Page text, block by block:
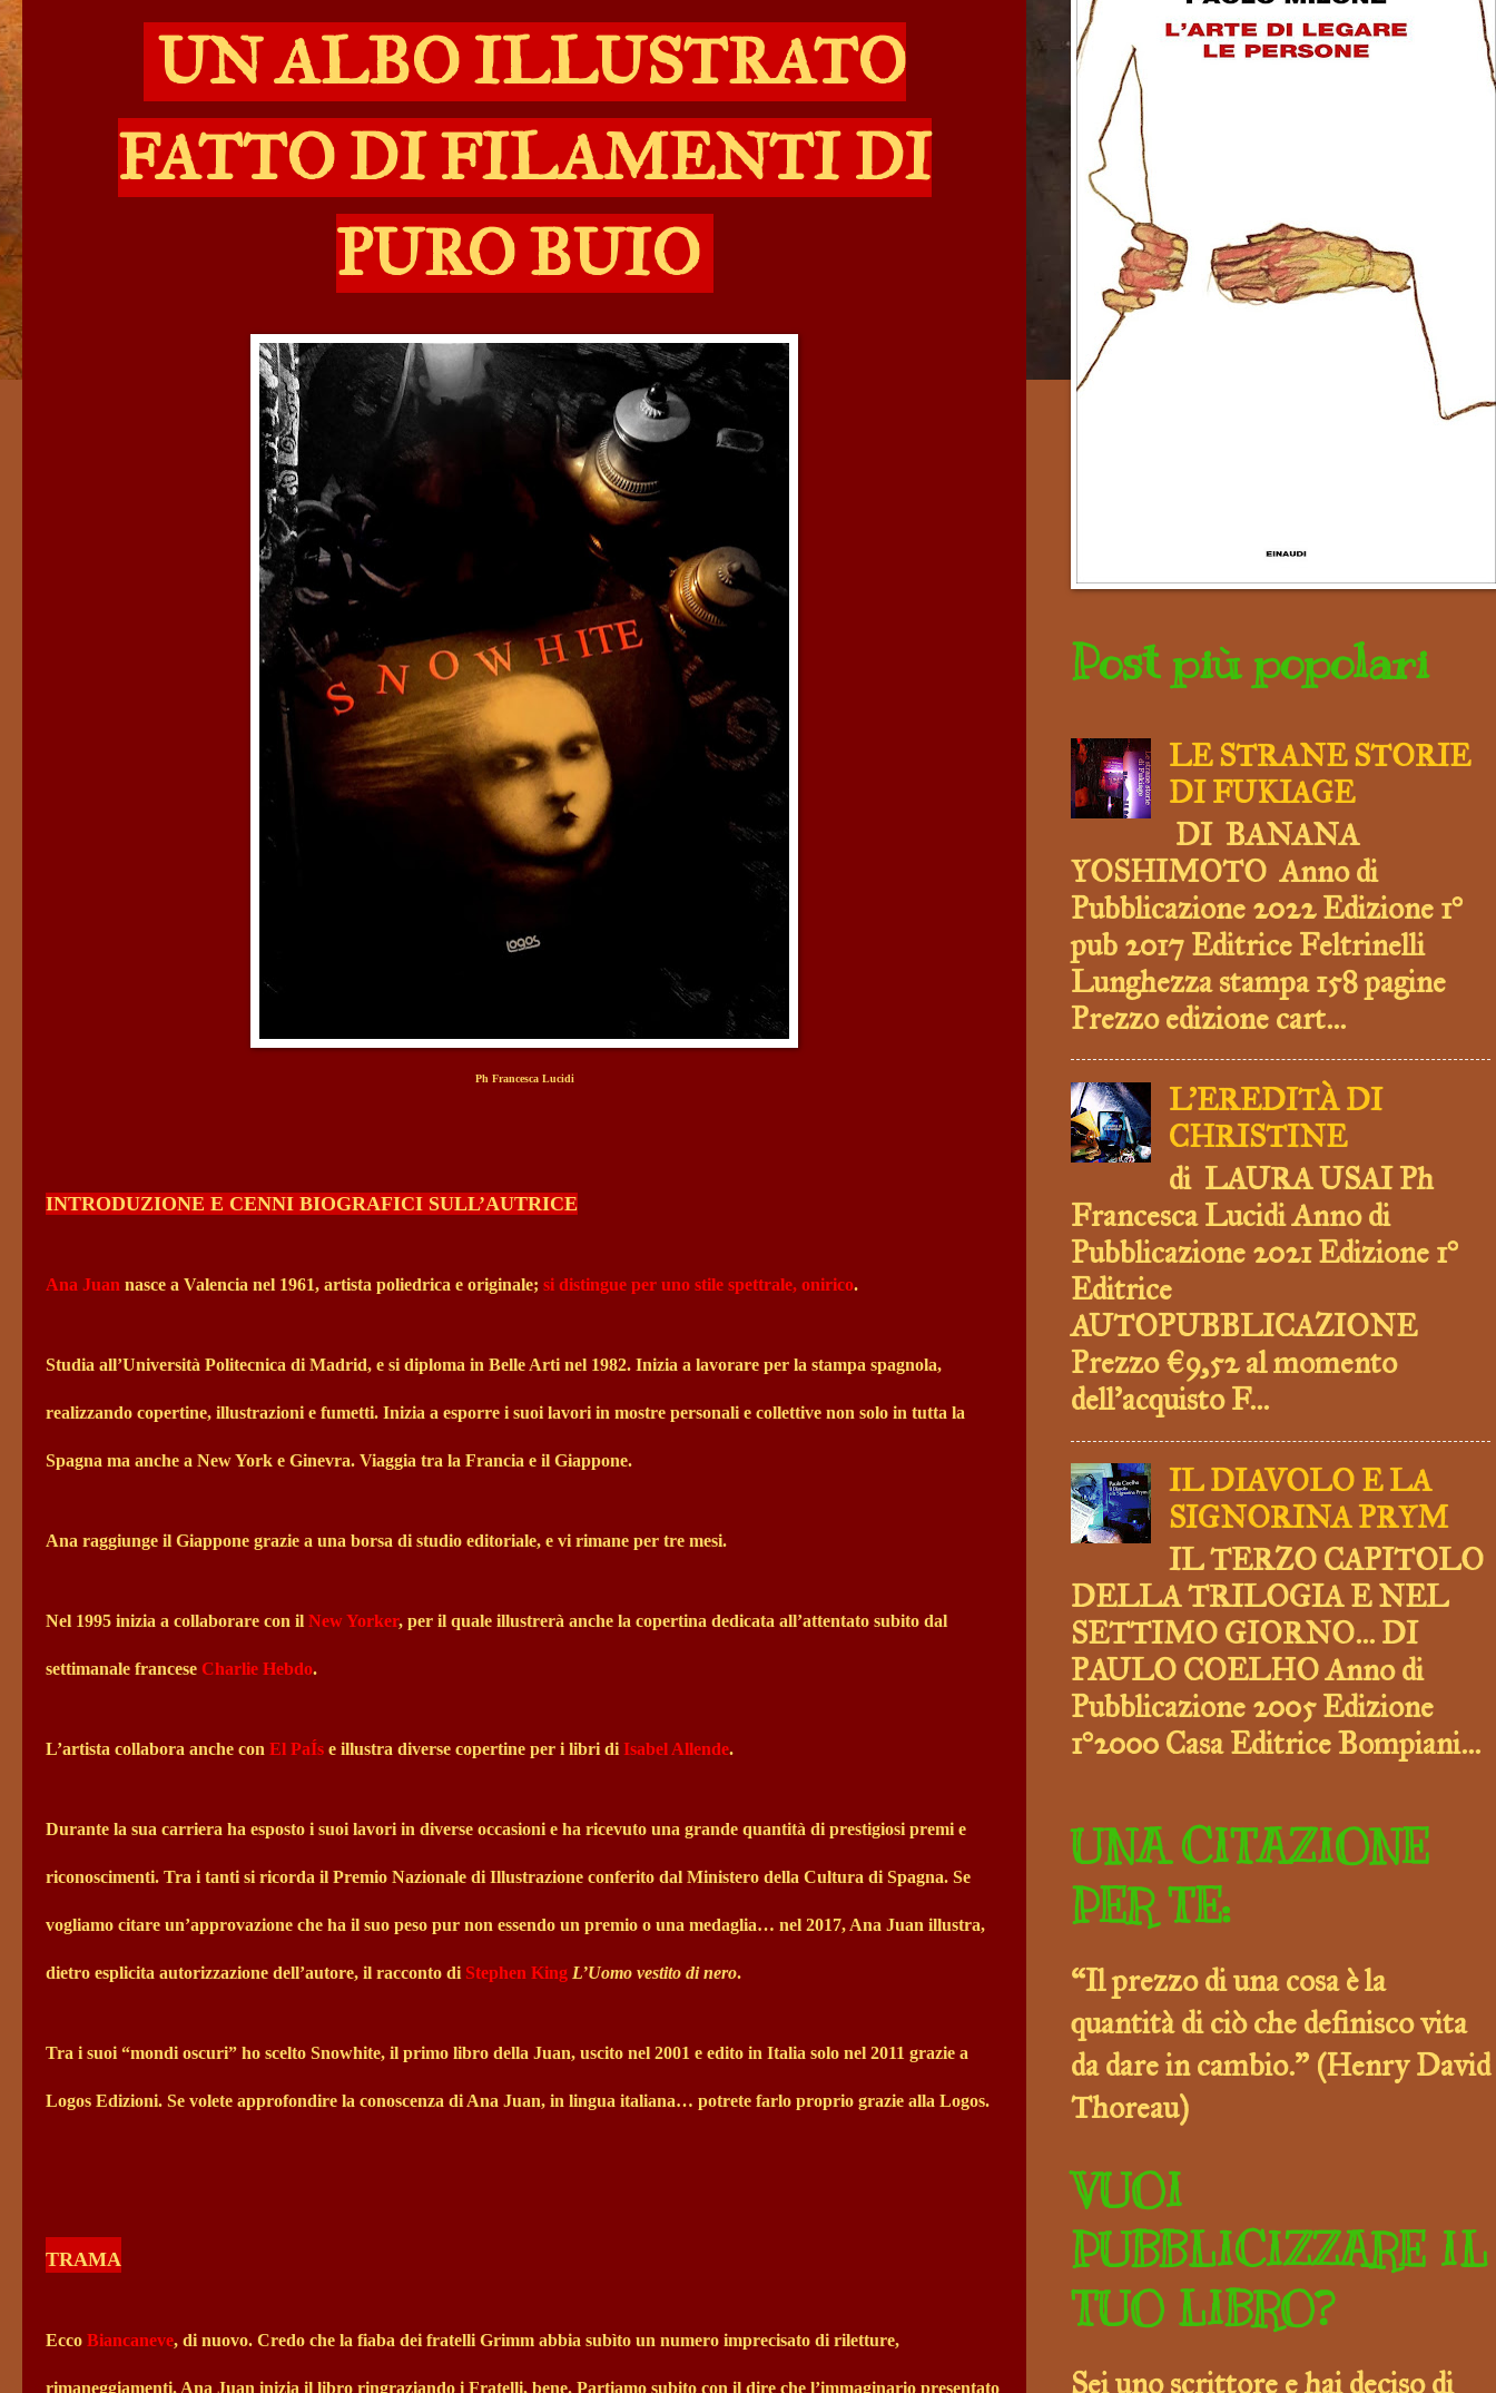
UN ALBO ILLUSTRATO
FATTO DI FILAMENTI DI
PURO BUIO
Ph Francesca Lucidi
INTRODUZIONE E CENNI BIOGRAFICI SULL’AUTRICE
Ana Juan nasce a Valencia nel 1961, artista poliedrica e originale; si distingue per uno stile spettrale, onirico.
Studia all’Università Politecnica di Madrid, e si diploma in Belle Arti nel 1982. Inizia a lavorare per la stampa spagnola,
realizzando copertine, illustrazioni e fumetti. Inizia a esporre i suoi lavori in mostre personali e collettive non solo in tutta la
Spagna ma anche a New York e Ginevra. Viaggia tra la Francia e il Giappone.
Ana raggiunge il Giappone grazie a una borsa di studio editoriale, e vi rimane per tre mesi.
Nel 1995 inizia a collaborare con il New Yorker, per il quale illustrerà anche la copertina dedicata all’attentato subito dal
settimanale francese Charlie Hebdo.
L’artista collabora anche con El PaÍs e illustra diverse copertine per i libri di Isabel Allende.
Durante la sua carriera ha esposto i suoi lavori in diverse occasioni e ha ricevuto una grande quantità di prestigiosi premi e
riconoscimenti. Tra i tanti si ricorda il Premio Nazionale di Illustrazione conferito dal Ministero della Cultura di Spagna. Se
vogliamo citare un’approvazione che ha il suo peso pur non essendo un premio o una medaglia… nel 2017, Ana Juan illustra,
dietro esplicita autorizzazione dell’autore, il racconto di Stephen King L’Uomo vestito di nero.
Tra i suoi “mondi oscuri” ho scelto Snowhite, il primo libro della Juan, uscito nel 2001 e edito in Italia solo nel 2011 grazie a
Logos Edizioni. Se volete approfondire la conoscenza di Ana Juan, in lingua italiana… potrete farlo proprio grazie alla Logos.
TRAMA
Ecco Biancaneve, di nuovo. Credo che la fiaba dei fratelli Grimm abbia subìto un numero imprecisato di riletture,
rimaneggiamenti. Ana Juan inizia il libro ringraziando i Fratelli, bene. Partiamo subito con il dire che l’immaginario presentato
Post più popolari
LE STRANE STORIE
DI FUKIAGE
DI BANANA
YOSHIMOTO Anno di
Pubblicazione 2022 Edizione 1°
pub 2017 Editrice Feltrinelli
Lunghezza stampa 158 pagine
Prezzo edizione cart...
L'EREDITÀ DI
CHRISTINE
di LAURA USAI Ph
Francesca Lucidi Anno di
Pubblicazione 2021 Edizione 1°
Editrice
AUTOPUBBLICAZIONE
Prezzo €9,52 al momento
dell’acquisto F...
IL DIAVOLO E LA
SIGNORINA PRYM
IL TERZO CAPITOLO
DELLA TRILOGIA E NEL
SETTIMO GIORNO... DI
PAULO COELHO Anno di
Pubblicazione 2005 Edizione
1°2000 Casa Editrice Bompiani...
UNA CITAZIONE
PER TE:
“Il prezzo di una cosa è la
quantità di ciò che definisco vita
da dare in cambio.” (Henry David
Thoreau)
VUOI
PUBBLICIZZARE IL
TUO LIBRO?
Sei uno scrittore e hai deciso di